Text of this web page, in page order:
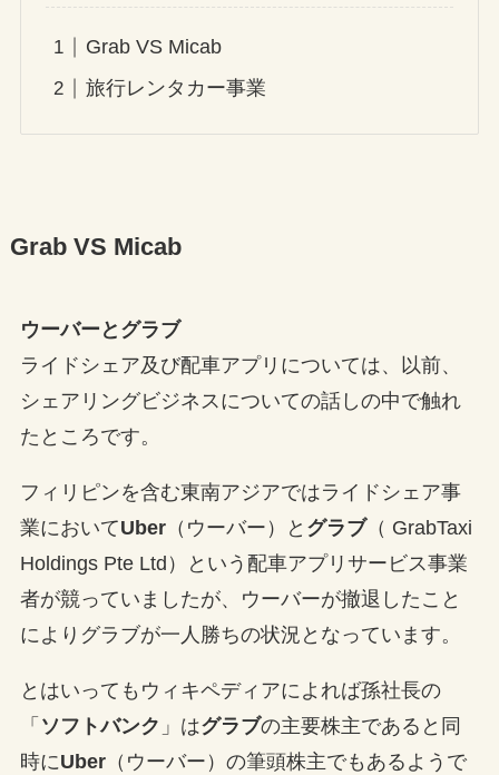
Grab VS Micab
旅行レンタカー事業
Grab VS Micab
ウーバーとグラブ
ライドシェア及び配車アプリについては、以前、
シェアリングビジネスについての話しの中で触れ
たところです。
フィリピンを含む東南アジアではライドシェア事
業においてUber（ウーバー）と グラブ（ GrabTaxi
Holdings Pte Ltd ）という配車アプリサービス事業
者が競っていましたが、ウーバーが撤退したこと
によりグラブが一人勝ちの状況となっています。
とはいってもウィキペディアによれば孫社長の
「 ソフトバンク 」はグラブの主要株主であると同
時にUber（ウーバー）の筆頭株主でもあるようで